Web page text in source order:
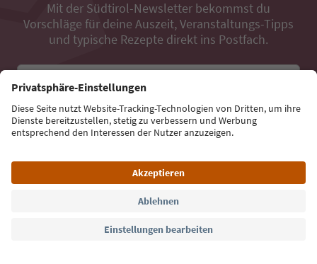
Mit der Südtirol-Newsletter bekommst du
Vorschläge für deine Auszeit, Veranstaltungs-Tipps
und typische Rezepte direkt ins Postfach.
E-Mail Adresse
Jetzt anmelden